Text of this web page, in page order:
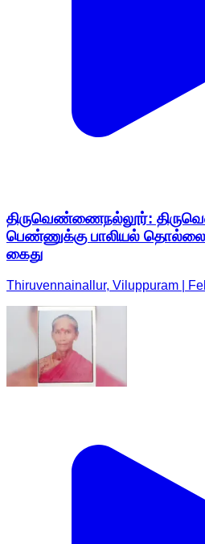
திருவெண்ணைநல்லூர்:
பெண்ணுக்கு பாலியல்
கைது
Thiruvennainallur, Viluppuram |